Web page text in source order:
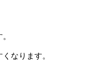
なります。